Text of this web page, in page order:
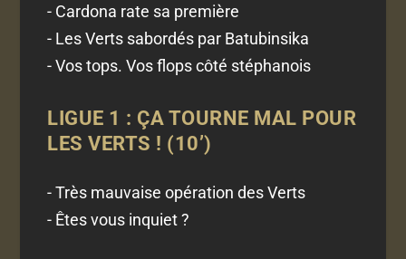
- Cardona rate sa première
- Les Verts sabordés par Batubinsika
- Vos tops. Vos flops côté stéphanois
LIGUE 1 : ÇA TOURNE MAL POUR
LES VERTS ! (10’)
- Très mauvaise opération des Verts
- Êtes vous inquiet ?